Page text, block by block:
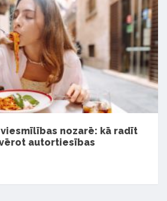
viesmīlības nozarē: kā radīt
autortiesības